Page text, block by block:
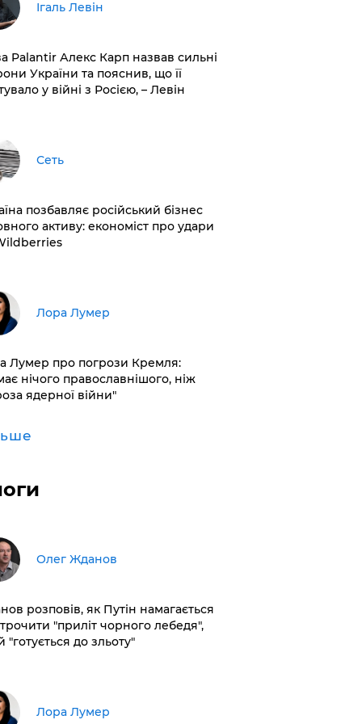
Ігаль Левін
Palantir Алекс Карп назвав сильні
України та пояснив, що її
у війні з Росією, – Левін
Сеть
позбавляє російський бізнес
активу: економіст про удари
​Лора Лумер
Лумер про погрози Кремля:
нічого православнішого, ніж
ядерної війни"
Олег Жданов
розповів, як Путін намагається
"приліт чорного лебедя",
"готується до зльоту"
​Лора Лумер